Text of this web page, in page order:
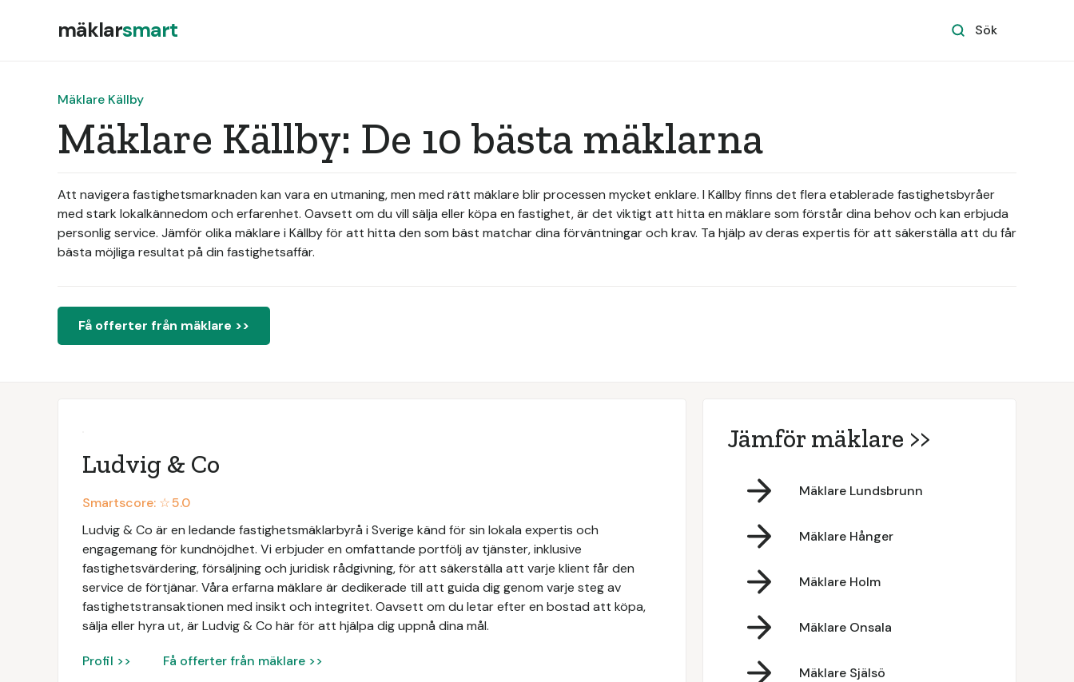
mäklarsmart Sök
Mäklare Källby
Mäklare Källby: De 10 bästa mäklarna
Att navigera fastighetsmarknaden kan vara en utmaning, men med rätt mäklare blir processen mycket enklare. I Källby finns det flera etablerade fastighetsbyråer
med stark lokalkännedom och erfarenhet. Oavsett om du vill sälja eller köpa en fastighet, är det viktigt att hitta en mäklare som förstår dina behov och kan erbjuda
personlig service. Jämför olika mäklare i Källby för att hitta den som bäst matchar dina förväntningar och krav. Ta hjälp av deras expertis för att säkerställa att du får
bästa möjliga resultat på din fastighetsaffär.
Få offerter från mäklare >>
Ludvig & Co
Smartscore: ☆5.0
Ludvig & Co är en ledande fastighetsmäklarbyrå i Sverige känd för sin lokala expertis och
engagemang för kundnöjdhet. Vi erbjuder en omfattande portfölj av tjänster, inklusive
fastighetsvärdering, försäljning och juridisk rådgivning, för att säkerställa att varje klient får den
service de förtjänar. Våra erfarna mäklare är dedikerade till att guida dig genom varje steg av
fastighetstransaktionen med insikt och integritet. Oavsett om du letar efter en bostad att köpa,
sälja eller hyra ut, är Ludvig & Co här för att hjälpa dig uppnå dina mål.
Profil >> Få offerter från mäklare >>
Jämför mäklare >>
Mäklare Lundsbrunn
Mäklare Hånger
Mäklare Holm
Mäklare Onsala
Mäklare Själsö